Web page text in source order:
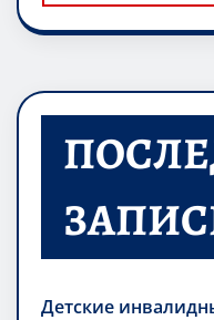
Детские